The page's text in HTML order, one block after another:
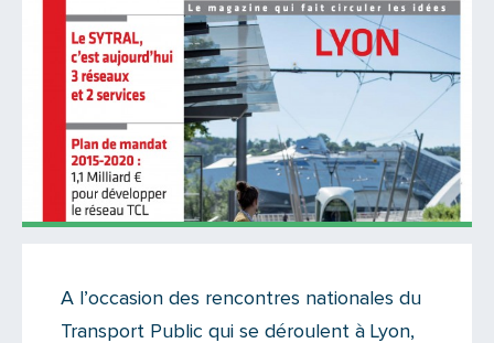
Il n'y a aucun commentaire...
A l’occasion des rencontres nationales du
Transport Public qui se déroulent à Lyon,